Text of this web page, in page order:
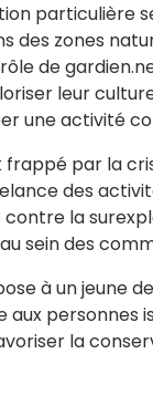
particulière
des zones
de
leur
une activité
par la
des
la
sein des
à un jeune
personnes
la